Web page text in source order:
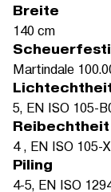
Breite
140 cm
Martindale
5, EN ISO 105-
Reibechtheit
4 , EN ISO 105-
Piling
4-5, EN ISO